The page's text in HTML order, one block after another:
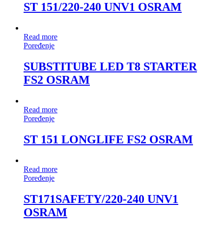
ST 151/220-240 UNV1 OSRAM
Read more
Poređenje
SUBSTITUBE LED T8 STARTER
FS2 OSRAM
Read more
Poređenje
ST 151 LONGLIFE FS2 OSRAM
Read more
Poređenje
ST171SAFETY/220-240 UNV1
OSRAM